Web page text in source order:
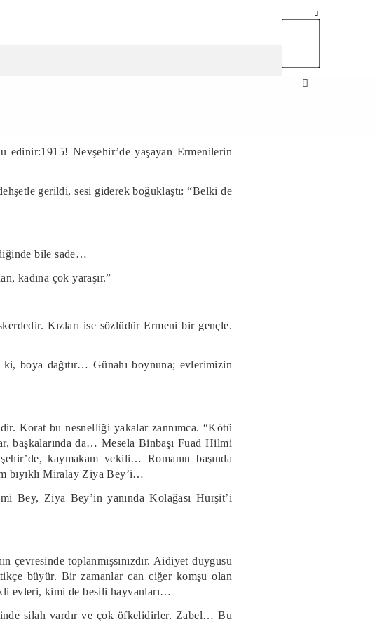
edinir:1915! Nevşehir’de yaşayan Ermenilerin
gerildi, sesi giderek boğuklaştı: “Belki de
bile sade…
kadına çok yaraşır.”
Kızları ise sözlüdür Ermeni bir gençle.
boya dağıtır… Günahı boynuna; evlerimizin
Korat bu nesnelliği yakalar zannımca. “Kötü
başkalarında da… Mesela Binbaşı Fuad Hilmi
kaymakam vekili… Romanın başında
bıyıklı Miralay Ziya Bey’i…
Bey, Ziya Bey’in yanında Kolağası Hurşit’i
çevresinde toplanmışsınızdır. Aidiyet duygusu
büyür. Bir zamanlar can ciğer komşu olan
evleri, kimi de besili hayvanları…
silah vardır ve çok öfkelidirler. Zabel… Bu